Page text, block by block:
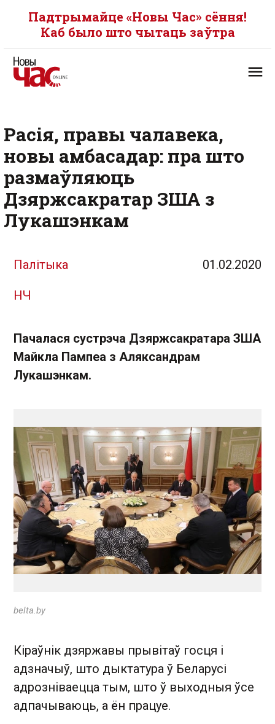
Падтрымайце «Новы Час» сёння!
Каб было што чытаць заўтра
Расія, правы чалавека,
новы амбасадар: пра што
размаўляюць
Дзяржсакратар ЗША з
Лукашэнкам
Палітыка 01.02.2020
НЧ
Пачалася сустрэча Дзяржсакратара ЗША
Майкла Пампеа з Аляксандрам
Лукашэнкам.
belta.by
Кіраўнік дзяржавы прывітаў госця і
адзначыў, што дыктатура ў Беларусі
адрозніваецца тым, што ў выходныя ўсе
адпачываюць, а ё н працуе.